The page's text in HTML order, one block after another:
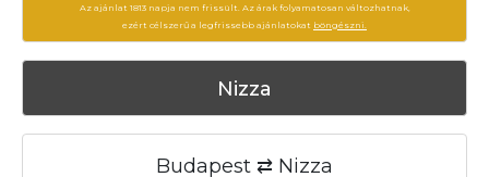
Az ajánlat 1813 napja nem frissült. Az árak folyamatosan változhatnak,
ezért célszerű a legfrissebb ajánlatokat böngészni.
Nizza
Budapest ⇄ Nizza